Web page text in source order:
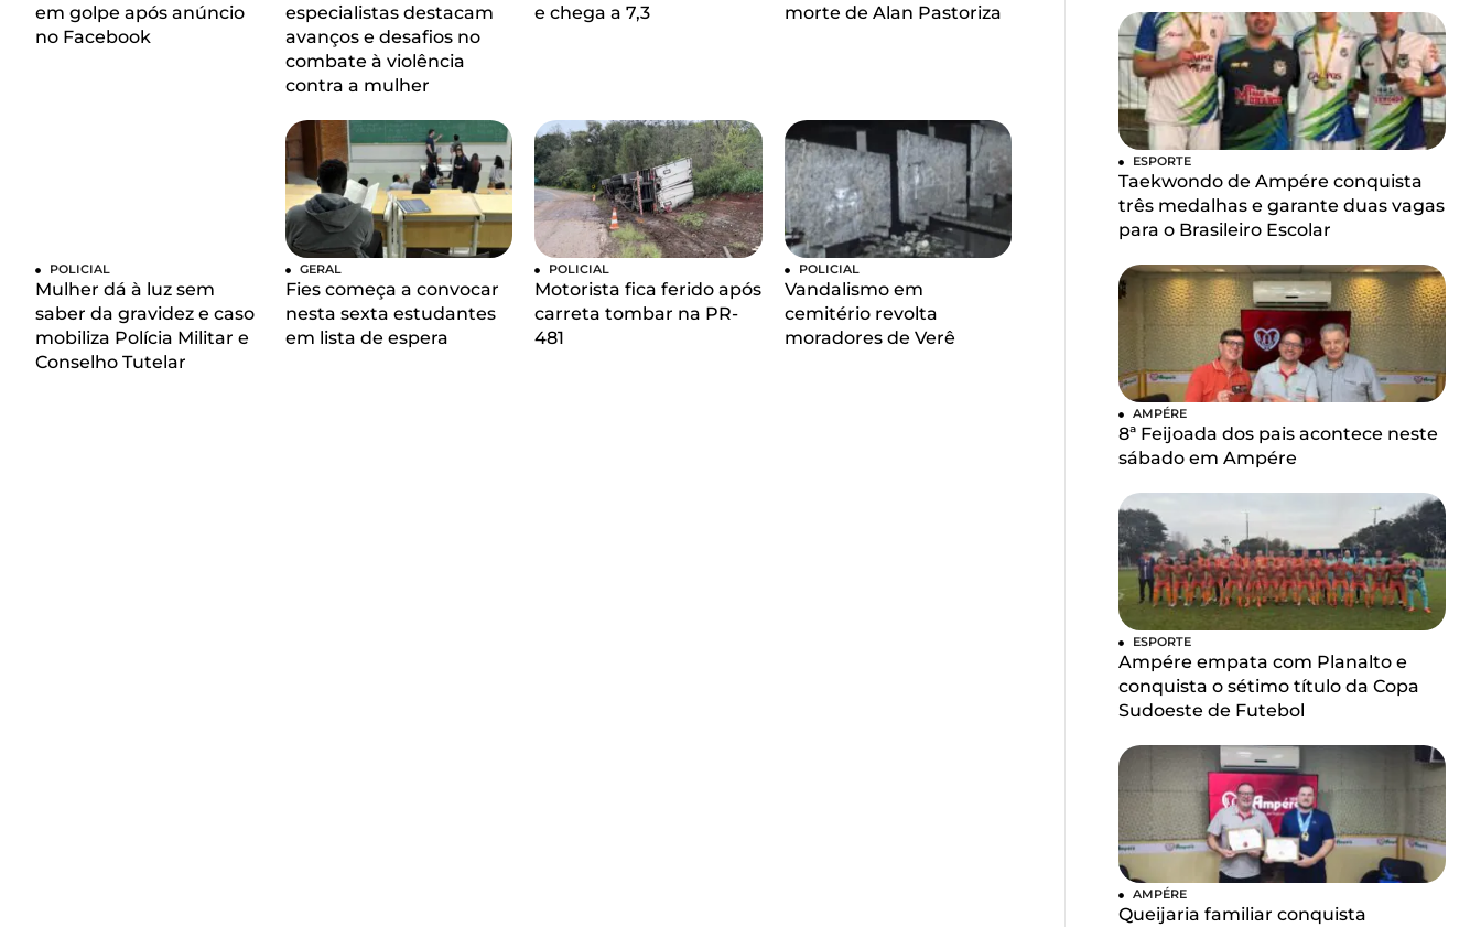
em golpe após anúncio
no Facebook
especialistas destacam
avanços e desafios no
combate à violência
contra a mulher
e chega a 7,3
morte de Alan Pastoriza
POLICIAL
Mulher dá à luz sem
saber da gravidez e caso
mobiliza Polícia Militar e
Conselho Tutelar
GERAL
Fies começa a convocar
nesta sexta estudantes
em lista de espera
POLICIAL
Motorista fica ferido após
carreta tombar na PR-
481
POLICIAL
Vandalismo em
cemitério revolta
moradores de Verê
ESPORTE
Taekwondo de Ampére conquista
três medalhas e garante duas vagas
para o Brasileiro Escolar
AMPÉRE
8ª Feijoada dos pais acontece neste
sábado em Ampére
ESPORTE
Ampére empata com Planalto e
conquista o sétimo título da Copa
Sudoeste de Futebol
AMPÉRE
Queijaria familiar conquista